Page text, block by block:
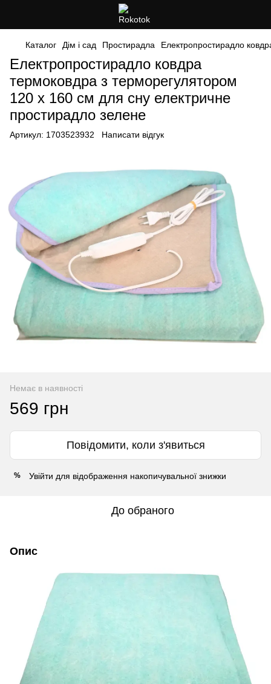
Каталог Дім і сад Простирадла Електропростирадло
Електропростирадло ковдра
термоковдра з терморегулятором
120 х 160 см для сну електричне
простирадло зелене
Артикул: 1703523932 Написати відгук
Немає в наявності
569 грн
Повідомити, коли з'явиться
% Увійти для відображення накопичувальної знижки
До обраного
Опис